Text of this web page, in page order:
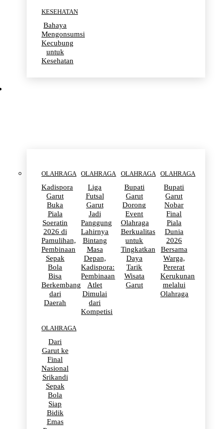
KESEHATAN
Bahaya
Mengonsumsi
Kecubung
untuk
Kesehatan
OLAHRAGA
Kadispora
Garut
Buka
Piala
Soeratin
2026 di
Pamulihan,
Pembinaan
Sepak
Bola
Bisa
Berkembang
dari
Daerah
OLAHRAGA
Liga
Futsal
Garut
Jadi
Panggung
Lahirnya
Bintang
Masa
Depan,
Kadispora:
Pembinaan
Atlet
Dimulai
dari
Kompetisi
OLAHRAGA
Bupati
Garut
Dorong
Event
Olahraga
Berkualitas
untuk
Tingkatkan
Daya
Tarik
Wisata
Garut
OLAHRAGA
Bupati
Garut
Nobar
Final
Piala
Dunia
2026
Bersama
Warga,
Pererat
Kerukunan
melalui
Olahraga
OLAHRAGA
Dari
Garut ke
Final
Nasional
Srikandi
Sepak
Bola
Siap
Bidik
Emas